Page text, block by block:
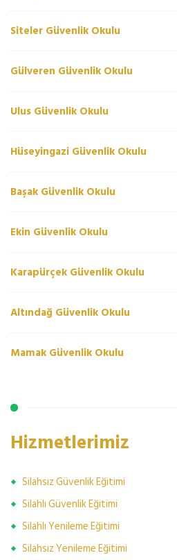
Siteler Güvenlik Okulu
Gülveren Güvenlik Okulu
Ulus Güvenlik Okulu
Hüseyingazi Güvenlik Okulu
Başak Güvenlik Okulu
Ekin Güvenlik Okulu
Karapürçek Güvenlik Okulu
Altındağ Güvenlik Okulu
Mamak Güvenlik Okulu
Hizmetlerimiz
Silahsız Güvenlik Eğitimi
Silahlı Güvenlik Eğitimi
Silahlı Yenileme Eğitimi
Silahsız Yenileme Eğitimi